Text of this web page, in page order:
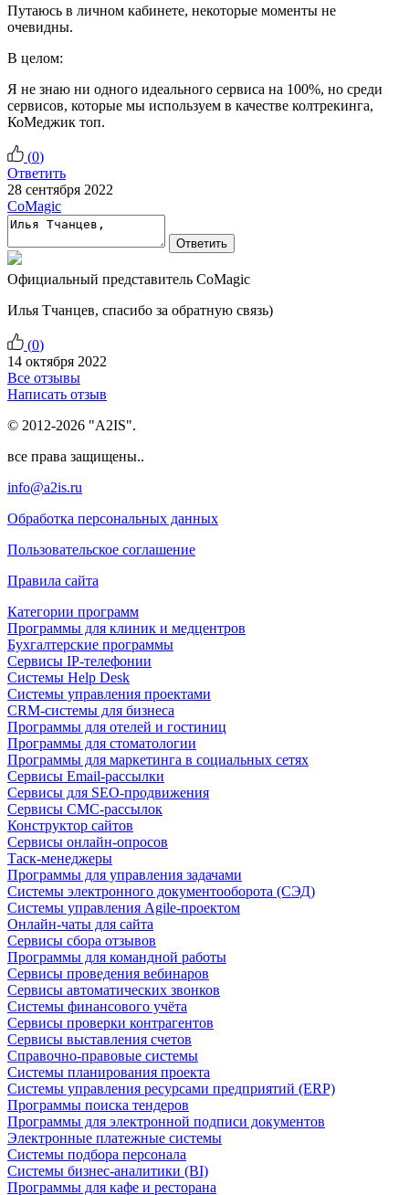
Путаюсь в личном кабинете, некоторые моменты не
очевидны.
В целом:
Я не знаю ни одного идеального сервиса на 100%, но среди
сервисов, которые мы используем в качестве колтрекинга,
КоМеджик топ.
(0)
Ответить
28 сентября 2022
CoMagic
Ответить
Официальный представитель CoMagic
Илья Тчанцев, спасибо за обратную связь)
(0)
14 октября 2022
Все отзывы
Написать отзыв
© 2012-2026 "A2IS".
все права защищены..
info@a2is.ru
Обработка персональных данных
Пользовательское соглашение
Правила сайта
Категории программ
Программы для клиник и медцентров
Бухгалтерские программы
Сервисы IP-телефонии
Системы Help Desk
Системы управления проектами
CRM-системы для бизнеса
Программы для отелей и гостиниц
Программы для стоматологии
Программы для маркетинга в социальных сетях
Сервисы Email-рассылки
Сервисы для SEO-продвижения
Сервисы СМС-рассылок
Конструктор сайтов
Сервисы онлайн-опросов
Таск-менеджеры
Программы для управления задачами
Системы электронного документооборота (СЭД)
Системы управления Agile-проектом
Онлайн-чаты для сайта
Сервисы сбора отзывов
Программы для командной работы
Сервисы проведения вебинаров
Сервисы автоматических звонков
Системы финансового учёта
Сервисы проверки контрагентов
Сервисы выставления счетов
Справочно-правовые системы
Системы планирования проекта
Системы управления ресурсами предприятий (ERP)
Программы поиска тендеров
Программы для электронной подписи документов
Электронные платежные системы
Системы подбора персонала
Системы бизнес-аналитики (BI)
Программы для кафе и ресторана